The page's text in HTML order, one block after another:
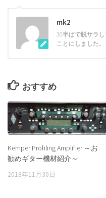
mk2
30半ばで脱サラ
ことにしました。
おすすめ
Kemper Profiling Amplifier ～お
勧めギター機材紹介～
2018年11月30日